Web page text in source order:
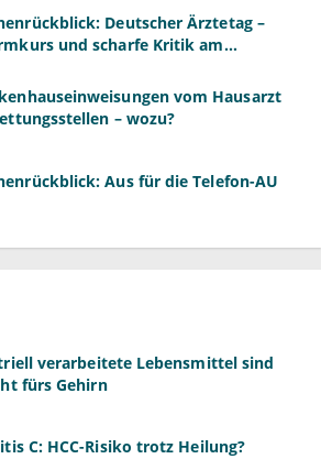
Deutscher Ärztetag –
und scharfe Kritik am
vom Hausarzt
– wozu?
Aus für die Telefon-AU
verarbeitete Lebensmittel sind
fürs Gehirn
C: HCC-Risiko trotz Heilung?